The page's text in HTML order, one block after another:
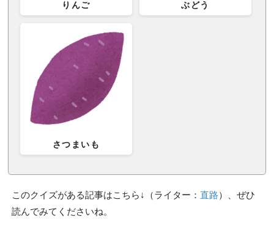
りんご ぶどう
さつまいも
このクイズがある記事はこちら↓（ライター： 直路）、ぜひ
読んでみてくださいね。